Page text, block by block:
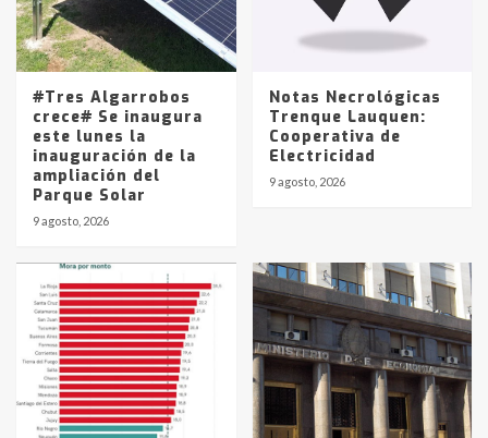
Los precios de los combustibles en
La Pampa, desde YPF hasta Axion
entre 857 a 1338 pesos
#Tres Algarrobos
crece# Se inaugura
este lunes la
inauguración de la
ampliación del
Parque Solar
9 agosto, 2026
Notas Necrológicas
Trenque Lauquen:
Cooperativa de
Electricidad
9 agosto, 2026